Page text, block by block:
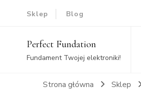
Sklep Blog
Perfect Fundation
Fundament Twojej elektroniki!
Strona główna Sklep